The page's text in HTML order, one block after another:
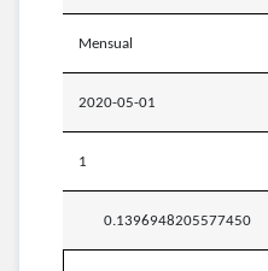
Mensual
2020-05-01
1
0.1396948205577450